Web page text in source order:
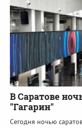
В Саратове
"Гагарин"
Сегодня ночью